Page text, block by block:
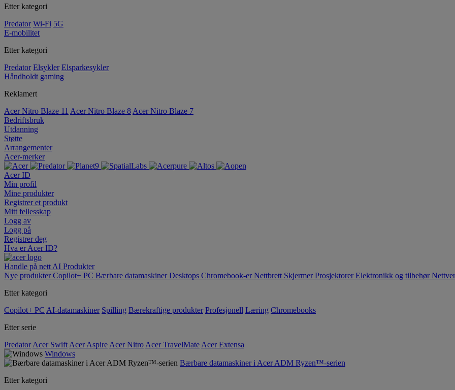
Etter kategori
Predator Wi-Fi 5G
E-mobilitet
Etter kategori
Predator Elsykler Elsparkesykler
Håndholdt gaming
Reklamert
Acer Nitro Blaze 11 Acer Nitro Blaze 8 Acer Nitro Blaze 7
Bedriftsbruk
Utdanning
Støtte
Arrangementer
Acer-merker
Acer ID
Min profil
Mine produkter
Registrer et produkt
Mitt fellesskap
Logg av
Logg på
Registrer deg
Hva er Acer ID?
Handle på nett AI Produkter
Nye produkterCopilot+ PC Bærbare datamaskinerDesktops Chromebook-erNettbrett SkjermerProsjektorerElektronikk og tilbehør
Etter kategori
Copilot+ PC AI-datamaskiner Spilling Bærekraftige produkter Profesjonell Læring Chromebooks
Etter serie
Predator Acer Swift Acer Aspire Acer Nitro Acer TravelMate Acer Extensa
Windows
Bærbare datamaskiner i Acer ADM Ryzen™-serien
Etter kategori